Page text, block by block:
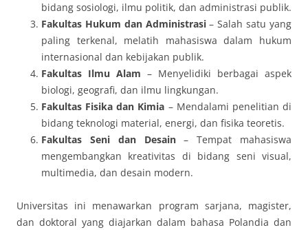
bidang sosiologi, ilmu politik, dan administrasi publik.
Fakultas Hukum dan Administrasi– Salah satu yang
paling terkenal, melatih mahasiswa dalam hukum
internasional dan kebijakan publik.
Fakultas Ilmu Alam – Menyelidiki berbagai aspek
biologi, geografi, dan ilmu lingkungan.
Fakultas Fisika dan Kimia – Mendalami penelitian di
bidang teknologi material, energi, dan fisika teoretis.
Fakultas Seni dan Desain– Tempat mahasiswa
mengembangkan kreativitas di bidang seni visual,
multimedia, dan desain modern.
Universitas ini menawarkan program sarjana, magister,
dan doktoral yang diajarkan dalam bahasa Polandia dan